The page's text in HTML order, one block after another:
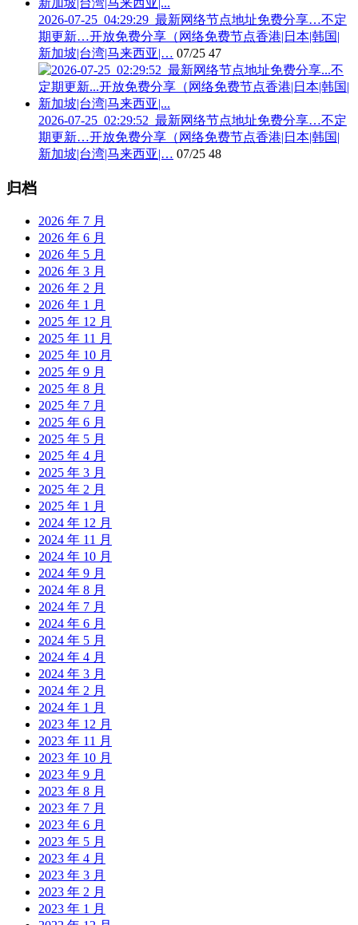
2026-07-25_04:29:29_最新网络节点地址免费分享…不定
期更新…开放免费分享（网络免费节点香港|日本|韩国|
新加坡|台湾|马来西亚|… 07/25 47
2026-07-25_02:29:52_最新网络节点地址免费分享…不定
期更新…开放免费分享（网络免费节点香港|日本|韩国|
新加坡|台湾|马来西亚|… 07/25 48
归档
2026 年 7 月
2026 年 6 月
2026 年 5 月
2026 年 3 月
2026 年 2 月
2026 年 1 月
2025 年 12 月
2025 年 11 月
2025 年 10 月
2025 年 9 月
2025 年 8 月
2025 年 7 月
2025 年 6 月
2025 年 5 月
2025 年 4 月
2025 年 3 月
2025 年 2 月
2025 年 1 月
2024 年 12 月
2024 年 11 月
2024 年 10 月
2024 年 9 月
2024 年 8 月
2024 年 7 月
2024 年 6 月
2024 年 5 月
2024 年 4 月
2024 年 3 月
2024 年 2 月
2024 年 1 月
2023 年 12 月
2023 年 11 月
2023 年 10 月
2023 年 9 月
2023 年 8 月
2023 年 7 月
2023 年 6 月
2023 年 5 月
2023 年 4 月
2023 年 3 月
2023 年 2 月
2023 年 1 月